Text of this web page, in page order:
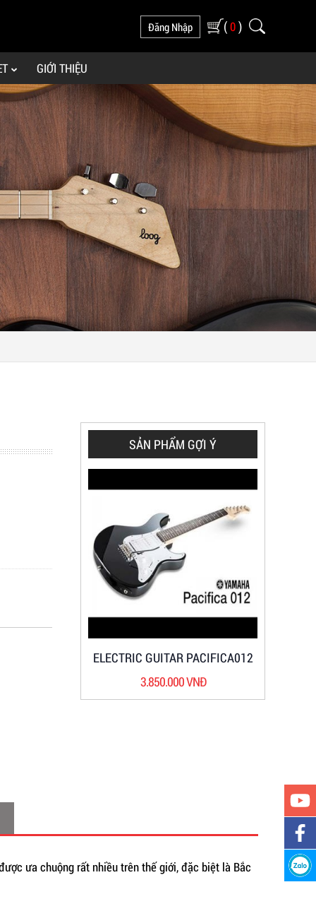
Đăng Nhập (0)
GIỚI THIỆU
SẢN PHẨM GỢI Ý
ELECTRIC GUITAR PACIFICA012
3.850.000 VNĐ
ưa chuộng rất nhiều trên thế giới, đặc biệt là Bắc